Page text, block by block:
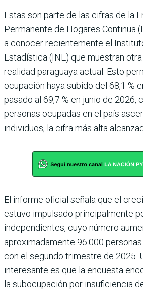
Estas son parte de las cifras de la
Permanente de Hogares Continua
a conocer recientemente el
Estadística (INE) que muestran
reali­dad paraguaya actual. Esto
ocupación haya subido del 68,1 %
pasado al 69,7 % en junio de 2026,
personas ocupadas en el país
individuos, la cifra más alta
El informe oficial señala que el
estuvo impulsado prin­cipalmente
inde­pendientes, cuyo número
aproximadamente 96.000
con el segundo trimestre de 2025.
interesante es que la encuesta
la subo­cupación por insuficiencia